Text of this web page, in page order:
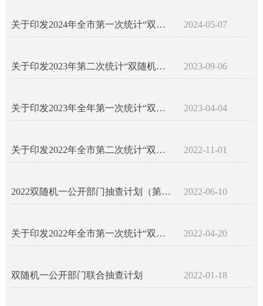
关于印发2024年全市第一次统计“双随机、一公开”抽查工作方案的通知 2024-05-07
关于印发2023年第二次统计“双随机、一公开”抽查工作方案的通知 2023-09-06
关于印发2023年全年第一次统计“双随机、一公开”抽查工作方案的通知 2023-04-04
关于印发2022年全市第二次统计“双随机、一公开”抽查工作方案的通知 2022-11-01
2022双随机一公开部门抽查计划（第二批次） 2022-06-10
关于印发2022年全市第一次统计“双随机、一公开”抽查工作方案的通知 2022-04-20
双随机一公开部门联合抽查计划 2022-01-18